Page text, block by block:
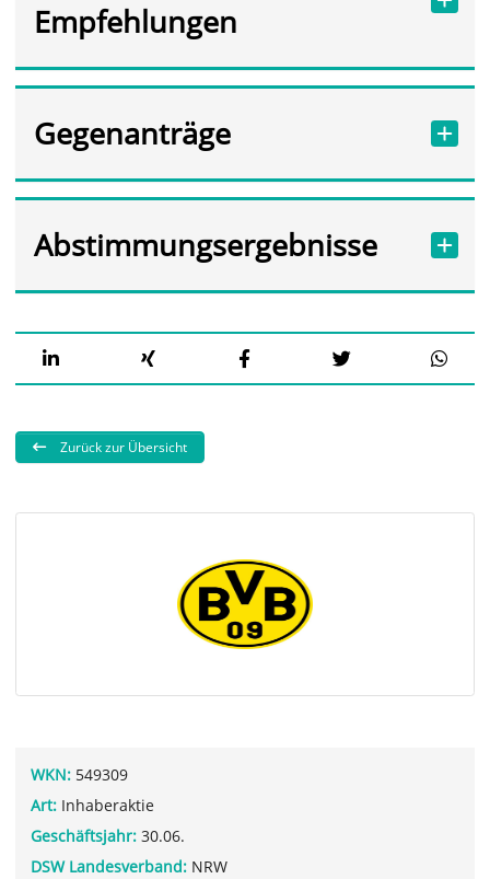
Empfehlungen
Gegenanträge
Abstimmungsergebnisse
Zurück zur Übersicht
WKN: 549309
Art: Inhaberaktie
Geschäftsjahr: 30.06.
DSW Landesverband: NRW